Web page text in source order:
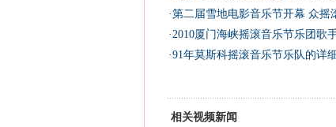
·第二届雪地电影音乐节开幕 众摇
·2010厦门海峡摇滚音乐节乐团歌
·91年莫斯科摇滚音乐节乐队的详
相关视频新闻